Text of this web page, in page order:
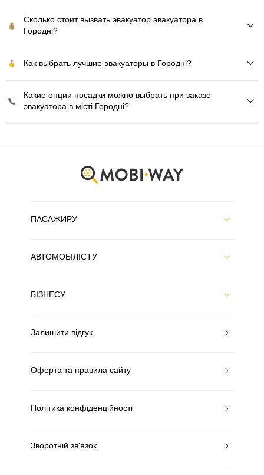
Сколько стоит вызвать эвакуатор эвакуатора в
Городні?
Как выбрать лучшие эвакуаторы в Городні?
Какие опции посадки можно выбрать при заказе
эвакуатора в місті Городні?
ПАСАЖИРУ
АВТОМОБІЛІСТУ
БІЗНЕСУ
Залишити відгук
Оферта та правила сайту
Політика конфіденційності
Зворотній зв'язок